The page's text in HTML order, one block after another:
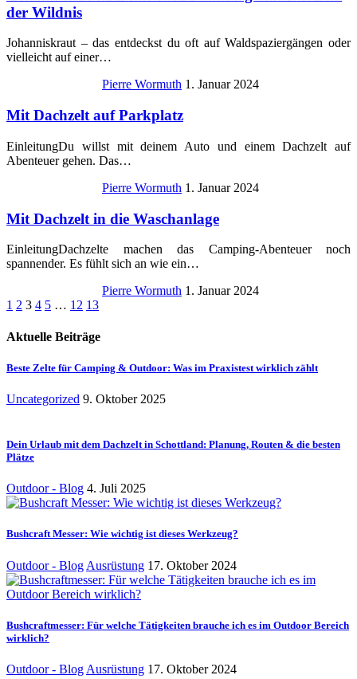
der Wildnis
Johanniskraut – das entdeckst du oft auf Waldspaziergängen oder
vielleicht auf einer…
Pierre Wormuth 1. Januar 2024
Mit Dachzelt auf Parkplatz
EinleitungDu willst mit deinem Auto und einem Dachzelt auf
Abenteuer gehen. Das…
Pierre Wormuth 1. Januar 2024
Mit Dachzelt in die Waschanlage
EinleitungDachzelte machen das Camping-Abenteuer noch
spannender. Es fühlt sich an wie ein…
Pierre Wormuth 1. Januar 2024
1 2 3 4 5 … 12 13
Aktuelle Beiträge
Beste Zelte für Camping & Outdoor: Was im Praxistest wirklich zählt
Uncategorized 9. Oktober 2025
Dein Urlaub mit dem Dachzelt in Schottland: Planung, Routen & die besten
Plätze
Outdoor - Blog 4. Juli 2025
Bushcraft Messer: Wie wichtig ist dieses Werkzeug?
Outdoor - Blog Ausrüstung 17. Oktober 2024
Bushcraftmesser: Für welche Tätigkeiten brauche ich es im Outdoor Bereich
wirklich?
Outdoor - Blog Ausrüstung 17. Oktober 2024